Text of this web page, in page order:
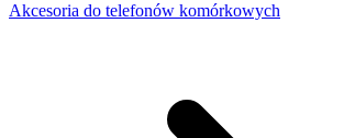
Akcesoria do telefonów komórkowych